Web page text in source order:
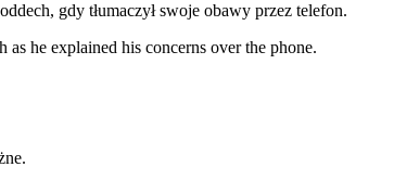
gdy tłumaczył swoje obawy przez telefon.
he explained his concerns over the phone.